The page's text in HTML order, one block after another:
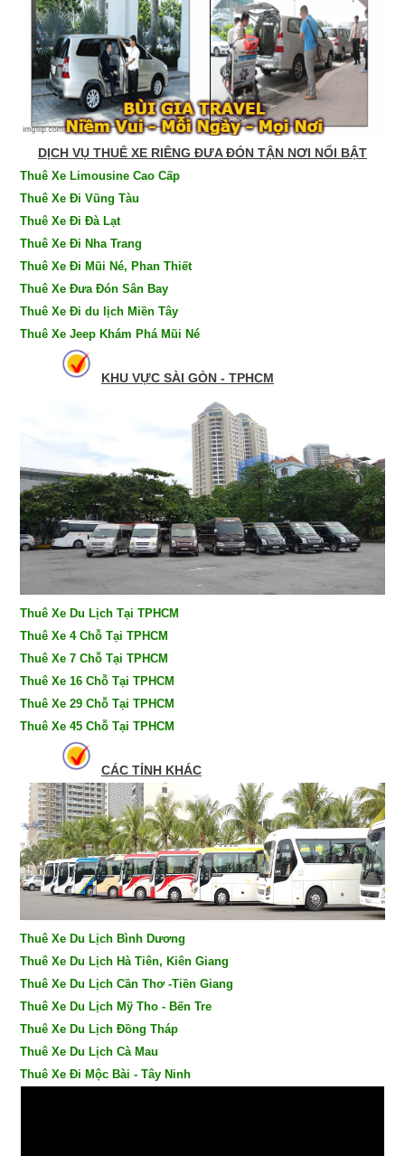
DỊCH VỤ THUÊ XE RIÊNG ĐƯA ĐÓN TẬN NƠI NỔI BẬT
Thuê Xe Limousine Cao Cấp
Thuê Xe Đi Vũng Tàu
Thuê Xe Đi Đà Lạt
Thuê Xe Đi Nha Trang
Thuê Xe Đi Mũi Né, Phan Thiết
Thuê Xe Đưa Đón Sân Bay
Thuê Xe Đi du lịch Miền Tây
Thuê Xe Jeep Khám Phá Mũi Né
KHU VỰC SÀI GÒN - TPHCM
Thuê Xe Du Lịch Tại TPHCM
Thuê Xe 4 Chỗ Tại TPHCM
Thuê Xe 7 Chỗ Tại TPHCM
Thuê Xe 16 Chỗ Tại TPHCM
Thuê Xe 29 Chỗ Tại TPHCM
Thuê Xe 45 Chỗ Tại TPHCM
CÁC TỈNH KHÁC
Thuê Xe Du Lịch Bình Dương
Thuê Xe Du Lịch Hà Tiên, Kiên Giang
Thuê Xe Du Lịch Cần Thơ -Tiền Giang
Thuê Xe Du Lịch Mỹ Tho - Bến Tre
Thuê Xe Du Lịch Đồng Tháp
Thuê Xe Du Lịch Cà Mau
Thuê Xe Đi Mộc Bài - Tây Ninh